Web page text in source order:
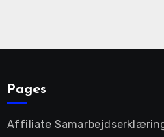
Pages
Affiliate